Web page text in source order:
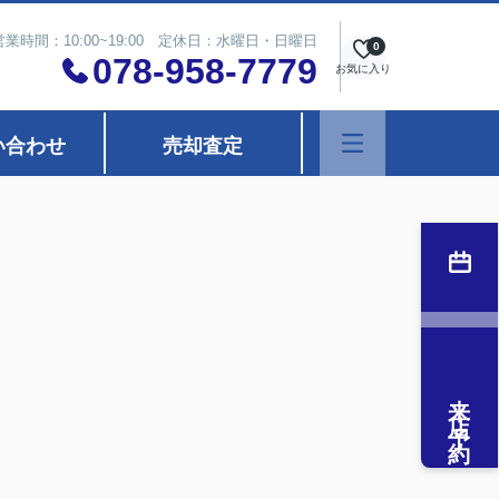
業時間：10:00~19:00 定休日：水曜日・日曜日
078-958-7779 お気に入り
0
合わせ 売却査定
来店予約